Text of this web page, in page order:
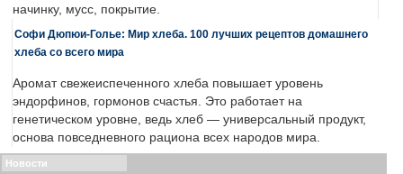
начинку, мусс, покрытие.
Софи Дюпюи-Голье: Мир хлеба. 100 лучших рецептов домашнего
хлеба со всего мира
Аромат свежеиспеченного хлеба повышает уровень
эндорфинов, гормонов счастья. Это работает на
генетическом уровне, ведь хлеб — универсальный продукт,
основа повседневного рациона всех народов мира.
Новости